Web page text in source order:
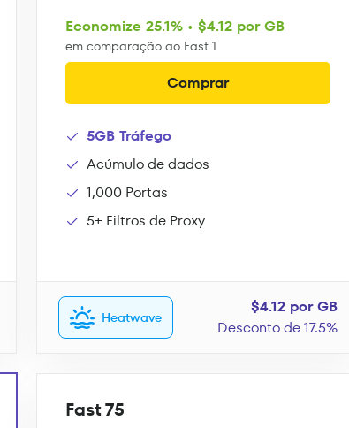
Economize 25.1% • $4.12 por GB
em comparação ao Fast 1
Comprar
5GB Tráfego
Acúmulo de dados
1,000 Portas
5+ Filtros de Proxy
Heatwave
$4.12 por GB
Desconto de 17.5%
Fast 75